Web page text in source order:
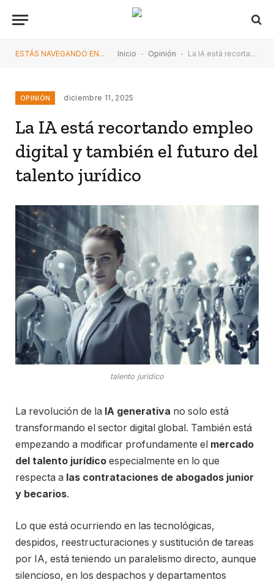
ESTÁS NAVEGANDO EN... Inicio - Opinión - La IA está recortando empleo digital y también el futuro del talento jurídico
OPINIÓN diciembre 11, 2025
La IA está recortando empleo
digital y también el futuro del
talento jurídico
talento juridico
La revolución de la IA generativa no solo está
transformando el sector digital global. También está
empezando a modificar profundamente el mercado
del talento jurídico especialmente en lo que
respecta a las contrataciones de abogados junior
y becarios.
Lo que está ocurriendo en las tecnológicas,
despidos, reestructuraciones y sustitución de tareas
por IA, está teniendo un paralelismo directo, aunque
silencioso, en los despachos y departamentos